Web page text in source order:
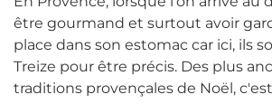
être gourmand et surtout avoir
place dans son estomac car ici, ils
Treize pour être précis. Des plus
traditions provençales de Noël,